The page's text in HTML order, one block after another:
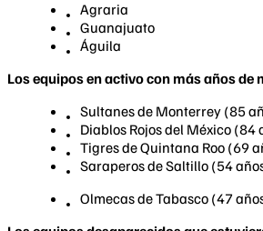
Agraria
Guanajuato
Águila
Los equipos en activo con más años de
Sultanes de Monterrey (85
Diablos Rojos del México (84
Tigres de Quintana Roo (69
Saraperos de Saltillo (54
Olmecas de Tabasco (47